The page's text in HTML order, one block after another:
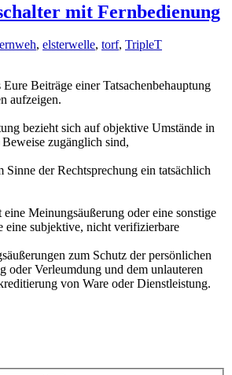
mit Fernbedienung
, elsterwelle, torf, TripleT
Beiträge einer Tatsachenbehauptung
aufzeigen.
bezieht sich auf objektive Umstände in
zugänglich sind,
Sinne der Rechtsprechung ein tatsächlich
Meinungsäußerung oder eine sonstige
eine subjektive, nicht verifizierbare
zum Schutz der persönlichen
oder Verleumdung und dem unlauteren
von Ware oder Dienstleistung.